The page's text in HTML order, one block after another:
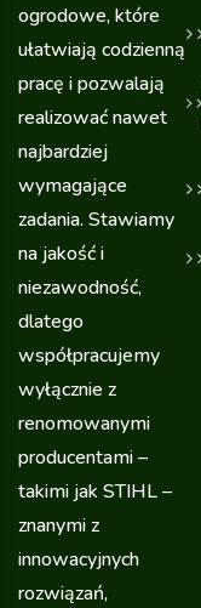
ogrodowe, które
ułatwiają codzienną
pracę i pozwalają
realizować nawet
najbardziej
wymagające
zadania. Stawiamy
na jakość i
niezawodność,
dlatego
współpracujemy
wyłącznie z
renomowanymi
producentami –
takimi jak STIHL –
znanymi z
innowacyjnych
rozwiązań,